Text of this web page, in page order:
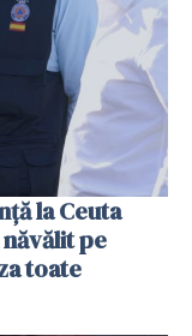
la Ceuta
pe
toate